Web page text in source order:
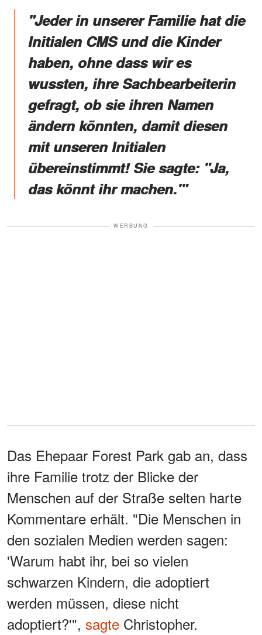
"Jeder in unserer Familie hat die
Initialen CMS und die Kinder
haben, ohne dass wir es
wussten, ihre Sachbearbeiterin
gefragt, ob sie ihren Namen
ändern könnten, damit diesen
mit unseren Initialen
übereinstimmt! Sie sagte: "Ja,
das könnt ihr machen.'"
WERBUNG
Das Ehepaar Forest Park gab an, dass
ihre Familie trotz der Blicke der
Menschen auf der Straße selten harte
Kommentare erhält. "Die Menschen in
den sozialen Medien werden sagen:
'Warum habt ihr, bei so vielen
schwarzen Kindern, die adoptiert
werden müssen, diese nicht
adoptiert?'", sagte Christopher.